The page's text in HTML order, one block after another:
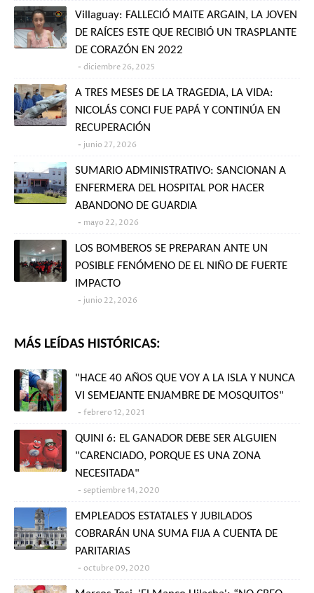
Villaguay: FALLECIÓ MAITE ARGAIN, LA JOVEN
DE RAÍCES ESTE QUE RECIBIÓ UN TRASPLANTE
DE CORAZÓN EN 2022
diciembre 26, 2025
A TRES MESES DE LA TRAGEDIA, LA VIDA:
NICOLÁS CONCI FUE PAPÁ Y CONTINÚA EN
RECUPERACIÓN
junio 27, 2026
SUMARIO ADMINISTRATIVO: SANCIONAN A
ENFERMERA DEL HOSPITAL POR HACER
ABANDONO DE GUARDIA
mayo 22, 2026
LOS BOMBEROS SE PREPARAN ANTE UN
POSIBLE FENÓMENO DE EL NIÑO DE FUERTE
IMPACTO
junio 22, 2026
MÁS LEÍDAS HISTÓRICAS:
"HACE 40 AÑOS QUE VOY A LA ISLA Y NUNCA
VI SEMEJANTE ENJAMBRE DE MOSQUITOS"
febrero 12, 2021
QUINI 6: EL GANADOR DEBE SER ALGUIEN
"CARENCIADO, PORQUE ES UNA ZONA
NECESITADA"
septiembre 14, 2020
EMPLEADOS ESTATALES Y JUBILADOS
COBRARÁN UNA SUMA FIJA A CUENTA DE
PARITARIAS
octubre 09, 2020